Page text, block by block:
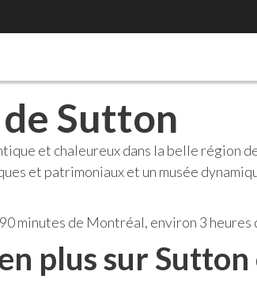
Sutton
et chaleureux dans la belle
et patrimoniaux et un musée
minutes de Montréal, environ 3
plus sur Sutton